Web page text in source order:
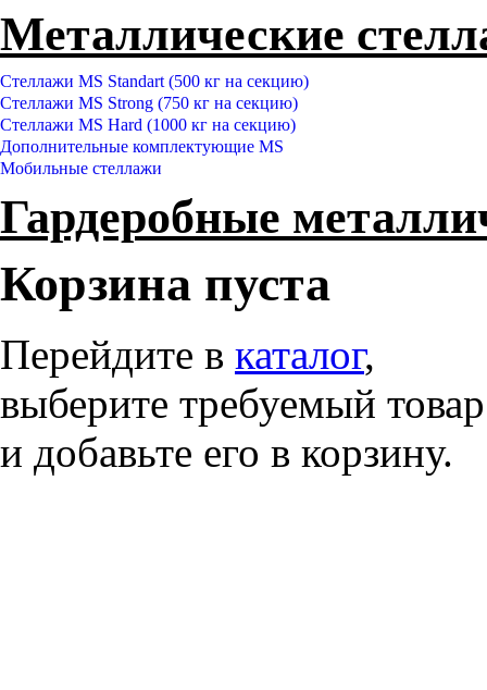
Металлические
Стеллажи MS Standart (500 кг на секцию)
Стеллажи MS Strong (750 кг на секцию)
Стеллажи MS Hard (1000 кг на секцию)
Дополнительные комплектующие MS
Мобильные стеллажи
Гардеробные
Корзина пуста
Перейдите в каталог,
выберите требуемый товар
и добавьте его в корзину.